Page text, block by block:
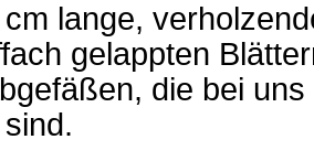
lange,
gelappten
die bei